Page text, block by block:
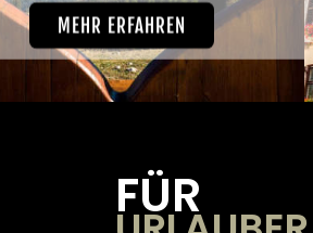
MEHR ERFAHREN
FÜR